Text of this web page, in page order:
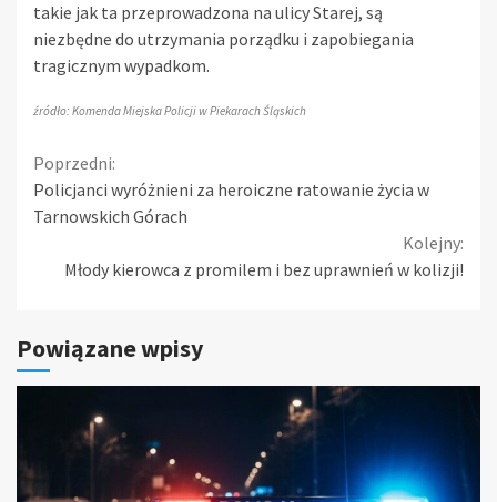
takie jak ta przeprowadzona na ulicy Starej, są
niezbędne do utrzymania porządku i zapobiegania
tragicznym wypadkom.
źródło: Komenda Miejska Policji w Piekarach Śląskich
Continue
Reading
Poprzedni:
Policjanci wyróżnieni za heroiczne ratowanie życia w
Tarnowskich Górach
Kolejny:
Młody kierowca z promilem i bez uprawnień w kolizji!
Powiązane wpisy